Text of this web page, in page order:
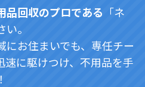
品回収のプロである 「ネ
。
お住まいでも、専任チー
速に駆けつけ、不用品を手